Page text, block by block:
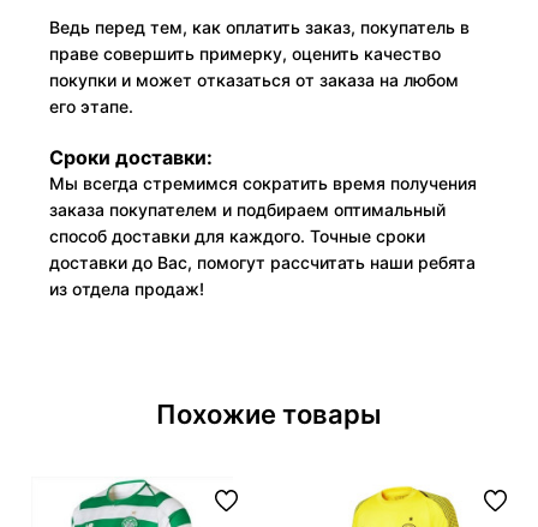
Ведь перед тем, как оплатить заказ, покупатель в
праве совершить примерку, оценить качество
покупки и может отказаться от заказа на любом
его этапе.
Сроки доставки:
Мы всегда стремимся сократить время получения
заказа покупателем и подбираем оптимальный
способ доставки для каждого. Точные сроки
доставки до Вас, помогут рассчитать наши ребята
из отдела продаж!
Похожие товары